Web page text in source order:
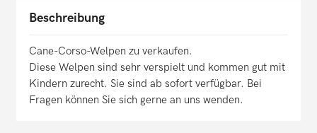
Beschreibung
Cane-Corso-Welpen zu verkaufen.
Diese Welpen sind sehr verspielt und kommen gut mit
Kindern zurecht. Sie sind ab sofort verfügbar. Bei
Fragen können Sie sich gerne an uns wenden.